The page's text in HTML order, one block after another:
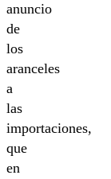
anuncio
de
los
aranceles
a
las
importaciones,
que
en